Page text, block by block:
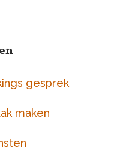
gesprek
maken